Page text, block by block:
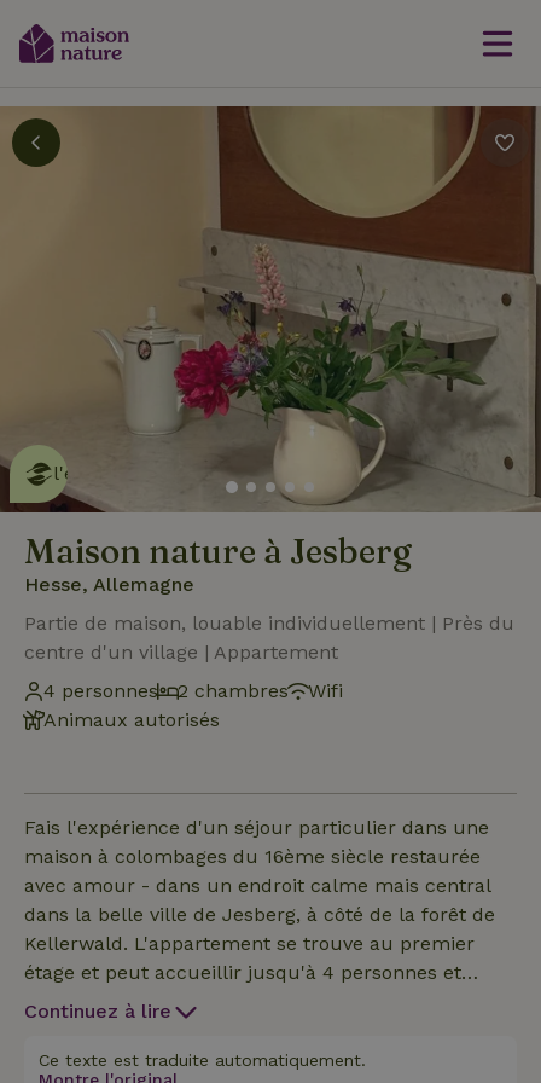
Cette Maison Nature fait de
l'effet
en savoir plus
Maison nature à Jesberg
Hesse, Allemagne
Partie de maison, louable individuellement | Près du
centre d'un village | Appartement
4 personnes
2 chambres
Wifi
Animaux autorisés
Fais l'expérience d'un séjour particulier dans une
maison à colombages du 16ème siècle restaurée
avec amour - dans un endroit calme mais central
dans la belle ville de Jesberg, à côté de la forêt de
Kellerwald. L'appartement se trouve au premier
étage et peut accueillir jusqu'à 4 personnes et
combine le charme historique avec le confort
pièces une atmosphère chaleureuse. Equipements :
Continuez à lire
Ce texte est traduite automatiquement.